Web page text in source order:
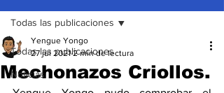
Todas las publicaciones
Noticias
Todas las publicaciones
Mechonazos Criollos.
Yengue Yongo
27 jul 2021 2 min de lectura